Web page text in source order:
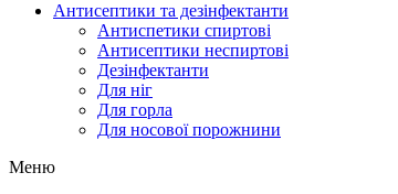
Антисептики та дезінфектанти
Антиспетики спиртові
Антисептики неспиртові
Дезінфектанти
Для ніг
Для горла
Для носової порожнини
Меню